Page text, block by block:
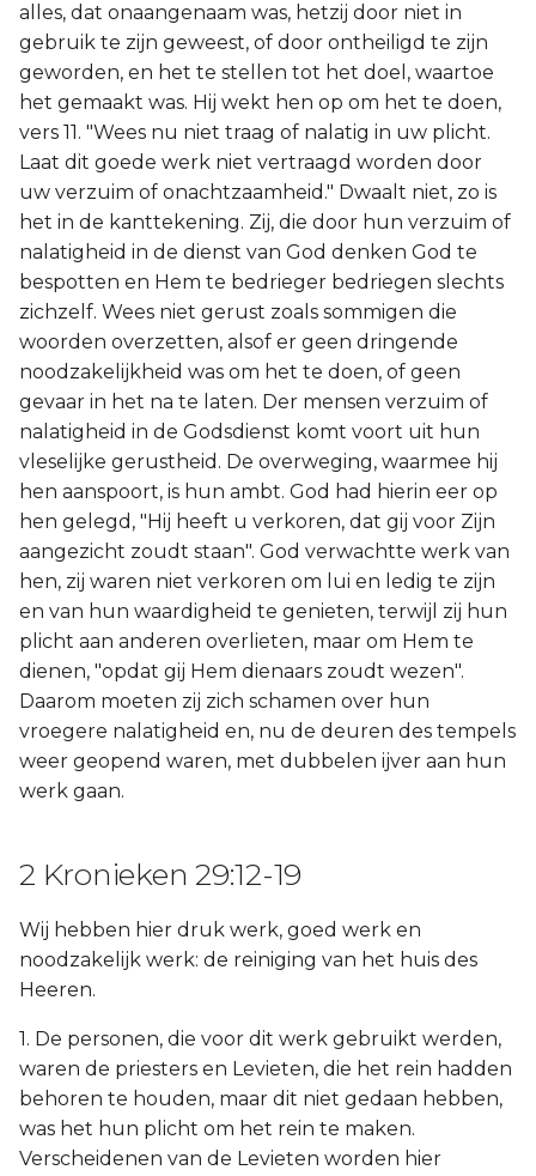
alles, dat onaangenaam was, hetzij door niet in
gebruik te zijn geweest, of door ontheiligd te zijn
geworden, en het te stellen tot het doel, waartoe
het gemaakt was. Hij wekt hen op om het te doen,
vers 11. "Wees nu niet traag of nalatig in uw plicht.
Laat dit goede werk niet vertraagd worden door
uw verzuim of onachtzaamheid." Dwaalt niet, zo is
het in de kanttekening. Zij, die door hun verzuim of
nalatigheid in de dienst van God denken God te
bespotten en Hem te bedrieger bedriegen slechts
zichzelf. Wees niet gerust zoals sommigen die
woorden overzetten, alsof er geen dringende
noodzakelijkheid was om het te doen, of geen
gevaar in het na te laten. Der mensen verzuim of
nalatigheid in de Godsdienst komt voort uit hun
vleselijke gerustheid. De overweging, waarmee hij
hen aanspoort, is hun ambt. God had hierin eer op
hen gelegd, "Hij heeft u verkoren, dat gij voor Zijn
aangezicht zoudt staan". God verwachtte werk van
hen, zij waren niet verkoren om lui en ledig te zijn
en van hun waardigheid te genieten, terwijl zij hun
plicht aan anderen overlieten, maar om Hem te
dienen, "opdat gij Hem dienaars zoudt wezen".
Daarom moeten zij zich schamen over hun
vroegere nalatigheid en, nu de deuren des tempels
weer geopend waren, met dubbelen ijver aan hun
werk gaan.
2 Kronieken 29:12-19
Wij hebben hier druk werk, goed werk en
noodzakelijk werk: de reiniging van het huis des
Heeren.
1. De personen, die voor dit werk gebruikt werden,
waren de priesters en Levieten, die het rein hadden
behoren te houden, maar dit niet gedaan hebben,
was het hun plicht om het rein te maken.
Verscheidenen van de Levieten worden hier